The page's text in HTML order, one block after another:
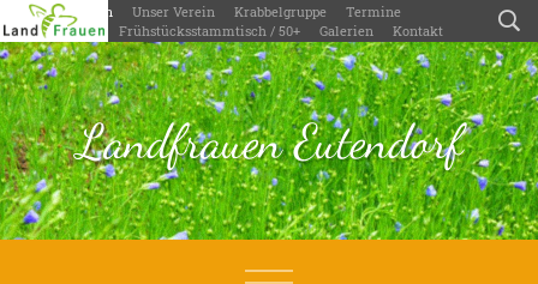
Willkommen Unser Verein Krabbelgruppe
Termine
Aktivitäten
Frühstücksstammtisch / 50+ Galerien Kontakt
Landfrauen Eutendorf